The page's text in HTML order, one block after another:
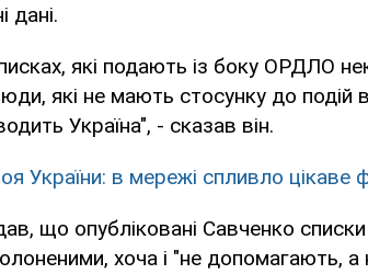
дані.
які подають із боку ОРДЛО
які не мають стосунку до подій
Україна", - сказав він.
України: в мережі спливло
що опубліковані Савченко
хоча і "не допомагають,